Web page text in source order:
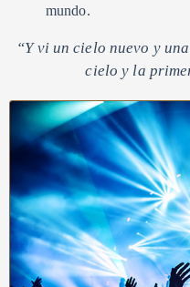
mundo.
“Y vi un cielo nuevo y
cielo y la